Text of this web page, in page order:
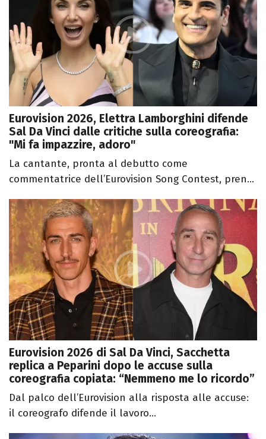
Eurovision 2026, Elettra Lamborghini difende
Sal Da Vinci dalle critiche sulla coreografia:
"Mi fa impazzire, adoro"
La cantante, pronta al debutto come
commentatrice dell’Eurovision Song Contest, pren...
Eurovision 2026 di Sal Da Vinci, Sacchetta
replica a Peparini dopo le accuse sulla
coreografia copiata: “Nemmeno me lo ricordo”
Dal palco dell’Eurovision alla risposta alle accuse:
il coreografo difende il lavoro...